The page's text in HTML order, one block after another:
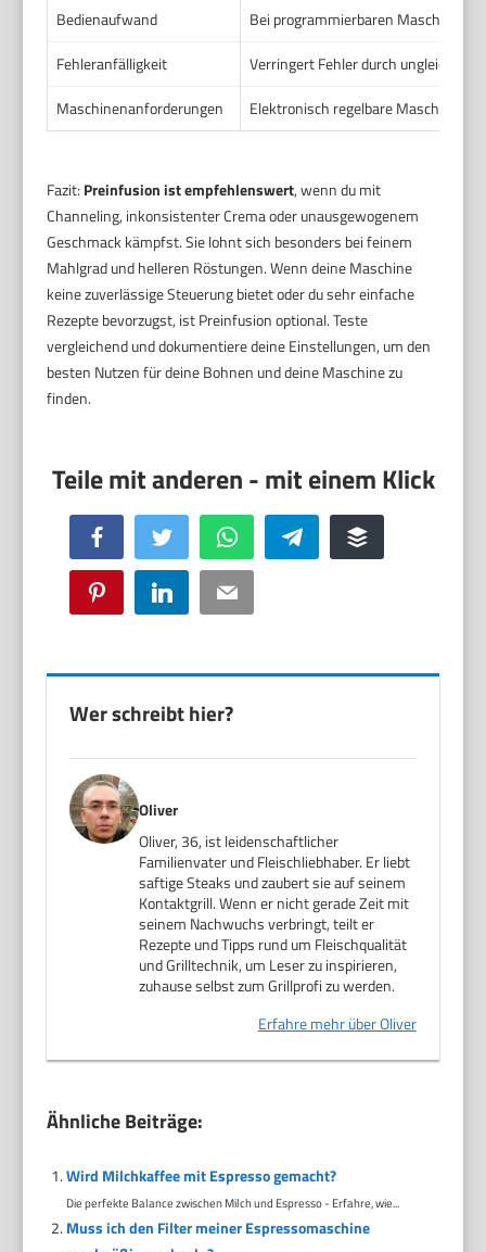
Bedienaufwand
Bei programmierbaren Maschinen
Fehleranfälligkeit
Verringert Fehler durch
Maschinenanforderungen
Elektronisch regelbare Maschinen
Fazit: Preinfusion ist empfehlenswert, wenn du mit
Channeling, inkonsistenter Crema oder unausgewogenem
Geschmack kämpfst. Sie lohnt sich besonders bei feinem
Mahlgrad und helleren Röstungen. Wenn deine Maschine
keine zuverlässige Steuerung bietet oder du sehr einfache
Rezepte bevorzugst, ist Preinfusion optional. Teste
vergleichend und dokumentiere deine Einstellungen, um den
besten Nutzen für deine Bohnen und deine Maschine zu
finden.
Facebook Twitter WhatsApp Telegram Buffer
Pinterest LinkedIn Email
Wer schreibt hier?
Oliver
Oliver, 36, ist leidenschaftlicher
Familienvater und Fleischliebhaber. Er liebt
saftige Steaks und zaubert sie auf seinem
Kontaktgrill. Wenn er nicht gerade Zeit mit
seinem Nachwuchs verbringt, teilt er
Rezepte und Tipps rund um Fleischqualität
und Grilltechnik, um Leser zu inspirieren,
zuhause selbst zum Grillprofi zu werden.
Erfahre mehr über Oliver
Ähnliche Beiträge:
Wird Milchkaffee mit Espresso gemacht?
Die perfekte Balance zwischen Milch und Espresso - Erfahre, wie...
Muss ich den Filter meiner Espressomaschine